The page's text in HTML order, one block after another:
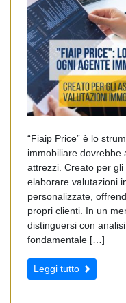
“Fiaip Price” è lo
immobiliare dovrebbe
attrezzi. Creato per
elaborare valutazioni
personalizzate,
propri clienti. In un
distinguersi con
fondamentale […]
Leggi tutto